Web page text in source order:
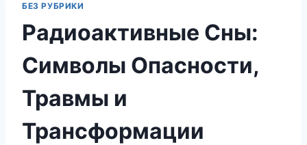
БЕЗ РУБРИКИ
Радиоактивные Сны:
Символы Опасности,
Травмы и
Трансформации